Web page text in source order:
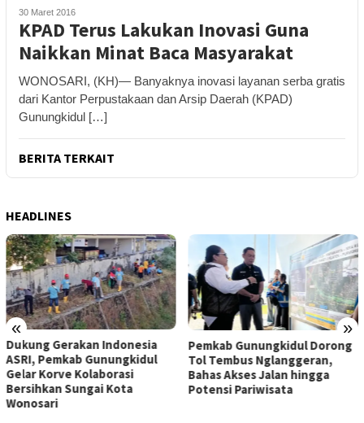
30 Maret 2016
KPAD Terus Lakukan Inovasi Guna
Naikkan Minat Baca Masyarakat
WONOSARI, (KH)— Banyaknya inovasi layanan serba gratis
dari Kantor Perpustakaan dan Arsip Daerah (KPAD)
Gunungkidul […]
BERITA TERKAIT
HEADLINES
« »
Dukung Gerakan Indonesia
ASRI, Pemkab Gunungkidul
Gelar Korve Kolaborasi
Bersihkan Sungai Kota
Wonosari
Pemkab Gunungkidul Dorong
Tol Tembus Nglanggeran,
Bahas Akses Jalan hingga
Potensi Pariwisata